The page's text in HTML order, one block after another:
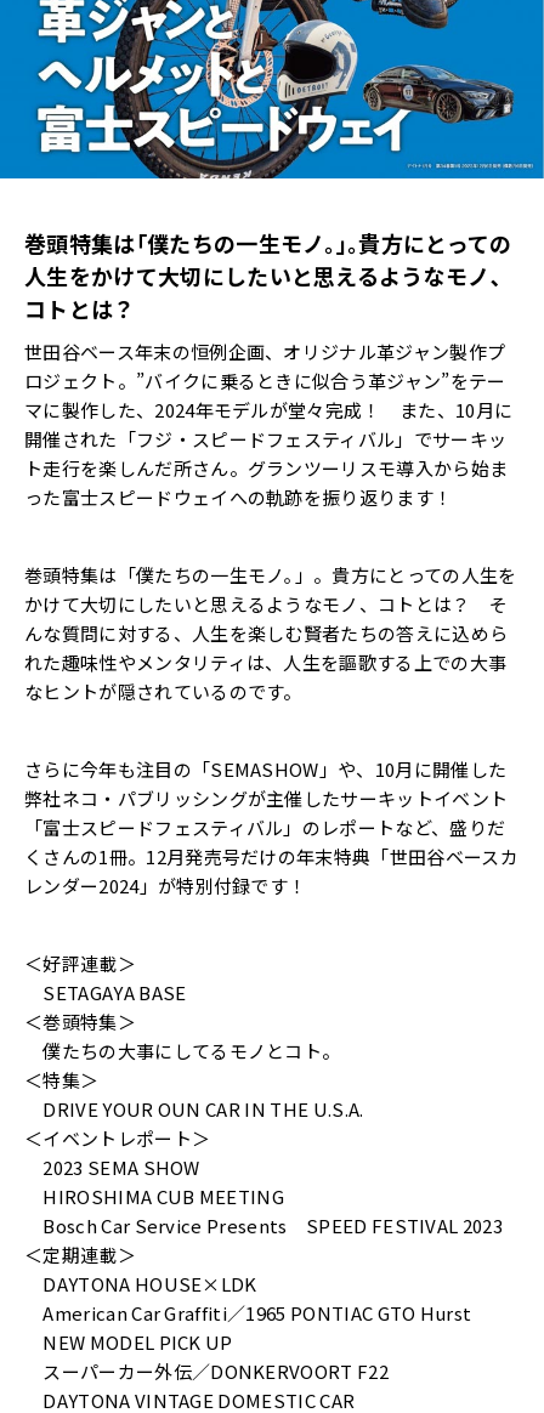
巻頭特集は｢僕たちの一生モノ｡｣｡貴方にとっての
人生をかけて大切にしたいと思えるようなモノ､
コトとは？
世田谷ベース年末の恒例企画、オリジナル革ジャン製作プ
ロジェクト。”バイクに乗るときに似合う革ジャン”をテー
マに製作した、2024年モデルが堂々完成！ また、10月に
開催された「フジ・スピードフェスティバル」でサーキッ
ト走行を楽しんだ所さん。グランツーリスモ導入から始ま
った富士スピードウェイへの軌跡を振り返ります！
巻頭特集は「僕たちの一生モノ｡」。貴方にとっての人生を
かけて大切にしたいと思えるようなモノ、コトとは？ そ
んな質問に対する、人生を楽しむ賢者たちの答えに込めら
れた趣味性やメンタリティは、人生を謳歌する上での大事
なヒントが隠されているのです。
さらに今年も注目の「SEMASHOW」や、10月に開催した
弊社ネコ・パブリッシングが主催したサーキットイベント
「富士スピードフェスティバル」のレポートなど、盛りだ
くさんの1冊。12月発売号だけの年末特典「世田谷ベースカ
レンダー2024」が特別付録です！
＜好評連載＞
SETAGAYA BASE
＜巻頭特集＞
僕たちの大事にしてるモノとコト。
＜特集＞
DRIVE YOUR OUN CAR IN THE U.S.A.
＜イベントレポート＞
2023 SEMA SHOW
HIROSHIMA CUB MEETING
Bosch Car Service Presents SPEED FESTIVAL 2023
＜定期連載＞
DAYTONA HOUSE×LDK
American Car Graffiti／1965 PONTIAC GTO Hurst
NEW MODEL PICK UP
スーパーカー外伝／DONKERVOORT F22
DAYTONA VINTAGE DOMESTIC CAR